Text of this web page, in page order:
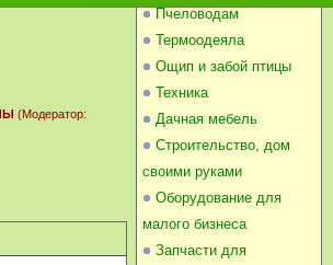
(Модератор:
Пчеловодам
Термоодеяла
Ощип и забой птицы
Техника
Дачная мебель
Строительство, дом
своими руками
Оборудование для
малого бизнеса
Запчасти для